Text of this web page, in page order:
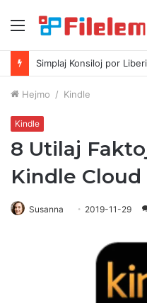
Menuo
Simplaj Konsiloj por
Hejmo / Kindle
Kindle
8 Utilaj
Kindle Cloud
Susanna 2019-11-29